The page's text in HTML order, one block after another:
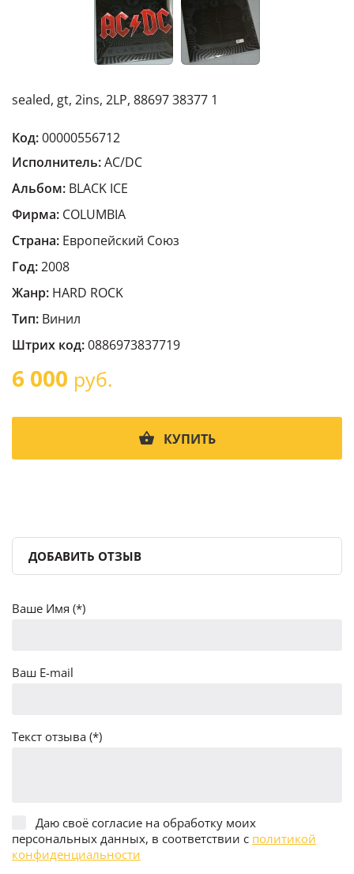
sealed, gt, 2ins, 2LP, 88697 38377 1
Код:00000556712
Исполнитель:AC/DC
Альбом: BLACK ICE
Фирма: COLUMBIA
Страна: Европейский Cоюз
Год:2008
Жанр: HARD ROCK
Тип: Винил
Штрих код:0886973837719
6 000 руб.
КУПИТЬ
ДОБАВИТЬ ОТЗЫВ
Ваше Имя (*)
Ваш E-mail
Текст отзыва (*)
Даю своё согласие на обработку моих
персональных данных, в соответствии с политикой
конфиденциальности